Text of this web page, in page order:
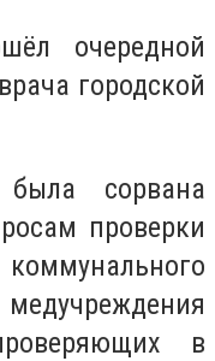
очередной
городской
сорвана
проверки
в